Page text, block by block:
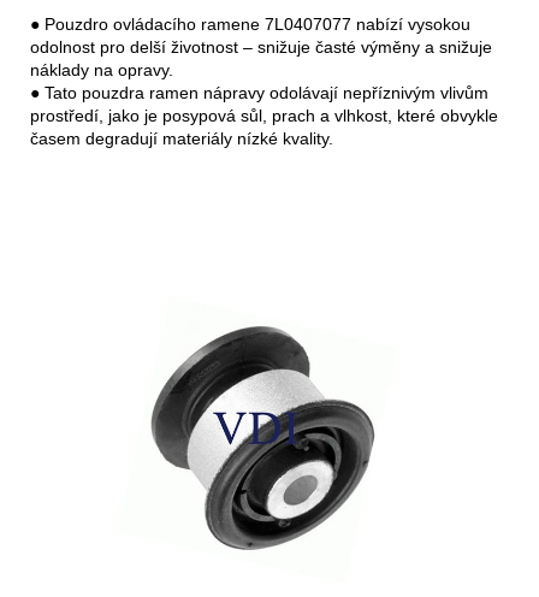
● Pouzdro ovládacího ramene 7L0407077 nabízí vysokou
odolnost pro delší životnost – snižuje časté výměny a snižuje
náklady na opravy.
● Tato pouzdra ramen nápravy odolávají nepříznivým vlivům
prostředí, jako je posypová sůl, prach a vlhkost, které obvykle
časem degradují materiály nízké kvality.